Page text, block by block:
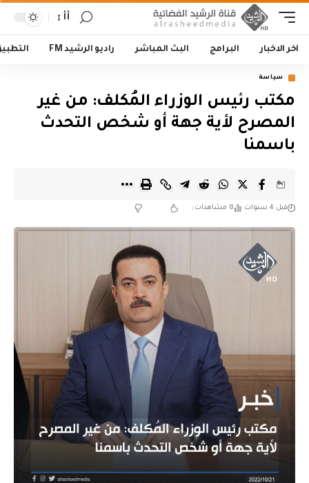
أأ
اخر الاخبار البرامج البث المباشر راديو الرشيد FM
سياسة
مكتب رئيس الوزراء المُكلف: من غير
المصرح لأية جهة أو شخص التحدث
باسمنا
قبل 4 سنوات 8 مشاهدات